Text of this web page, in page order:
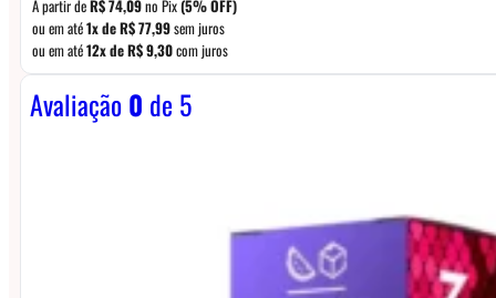
A partir deR$74,09no Pix(5% OFF)
ou em até1x deR$77,99sem juros
ou em até12x deR$9,30com juros
Avaliação0 de 5